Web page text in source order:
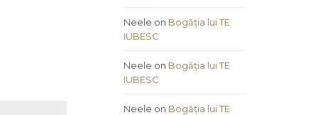
Neele on Bogăția lui TE
IUBESC
Neele on Bogăția lui TE
IUBESC
Neele on Bogăția lui TE